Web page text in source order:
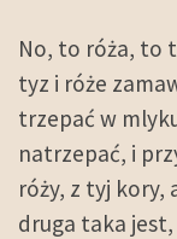
No, to róża, to
tyz i róże
trzepać w
natrzepać, i
róży, z tyj kory,
druga taka